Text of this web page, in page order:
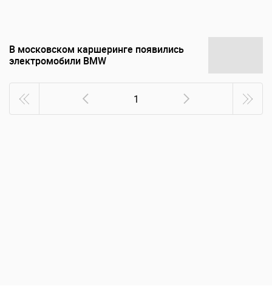
В московском каршеринге появились
электромобили BMW
1